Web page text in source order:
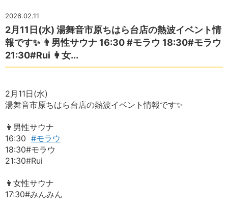
2026.02.11
2月11日(水) 湯舞音市原ちはら台店の熱波イベント情
報です✨️ 👨男性サウナ 16:30 #モラウ 18:30#モラウ
21:30#Rui 👩女...
2月11日(水)
湯舞音市原ちはら台店の熱波イベント情報です✨️
👨男性サウナ
16:30 #モラウ
18:30#モラウ
21:30#Rui
👩女性サウナ
17:30#みんみん